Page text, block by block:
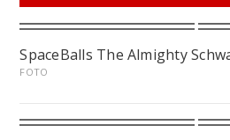
SpaceBalls The Almighty
FOTO